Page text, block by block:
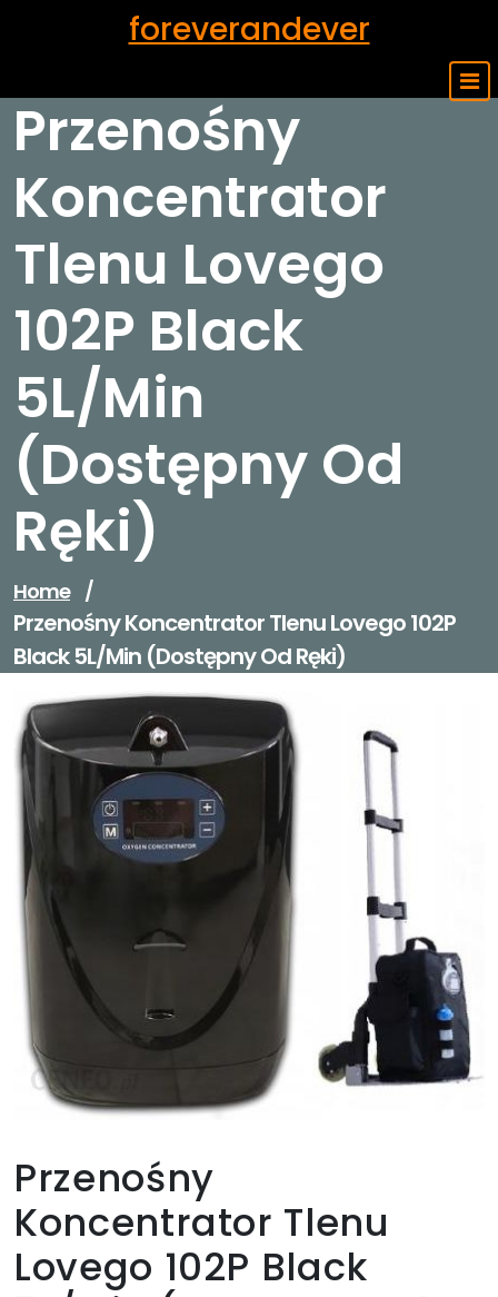
foreverandever
Przenośny
Koncentrator
Tlenu Lovego
102P Black
5L/Min
(Dostępny Od
Ręki)
Home /
Przenośny Koncentrator Tlenu Lovego 102P
Black 5L/Min (Dostępny Od Ręki)
Przenośny
Koncentrator Tlenu
Lovego 102P Black